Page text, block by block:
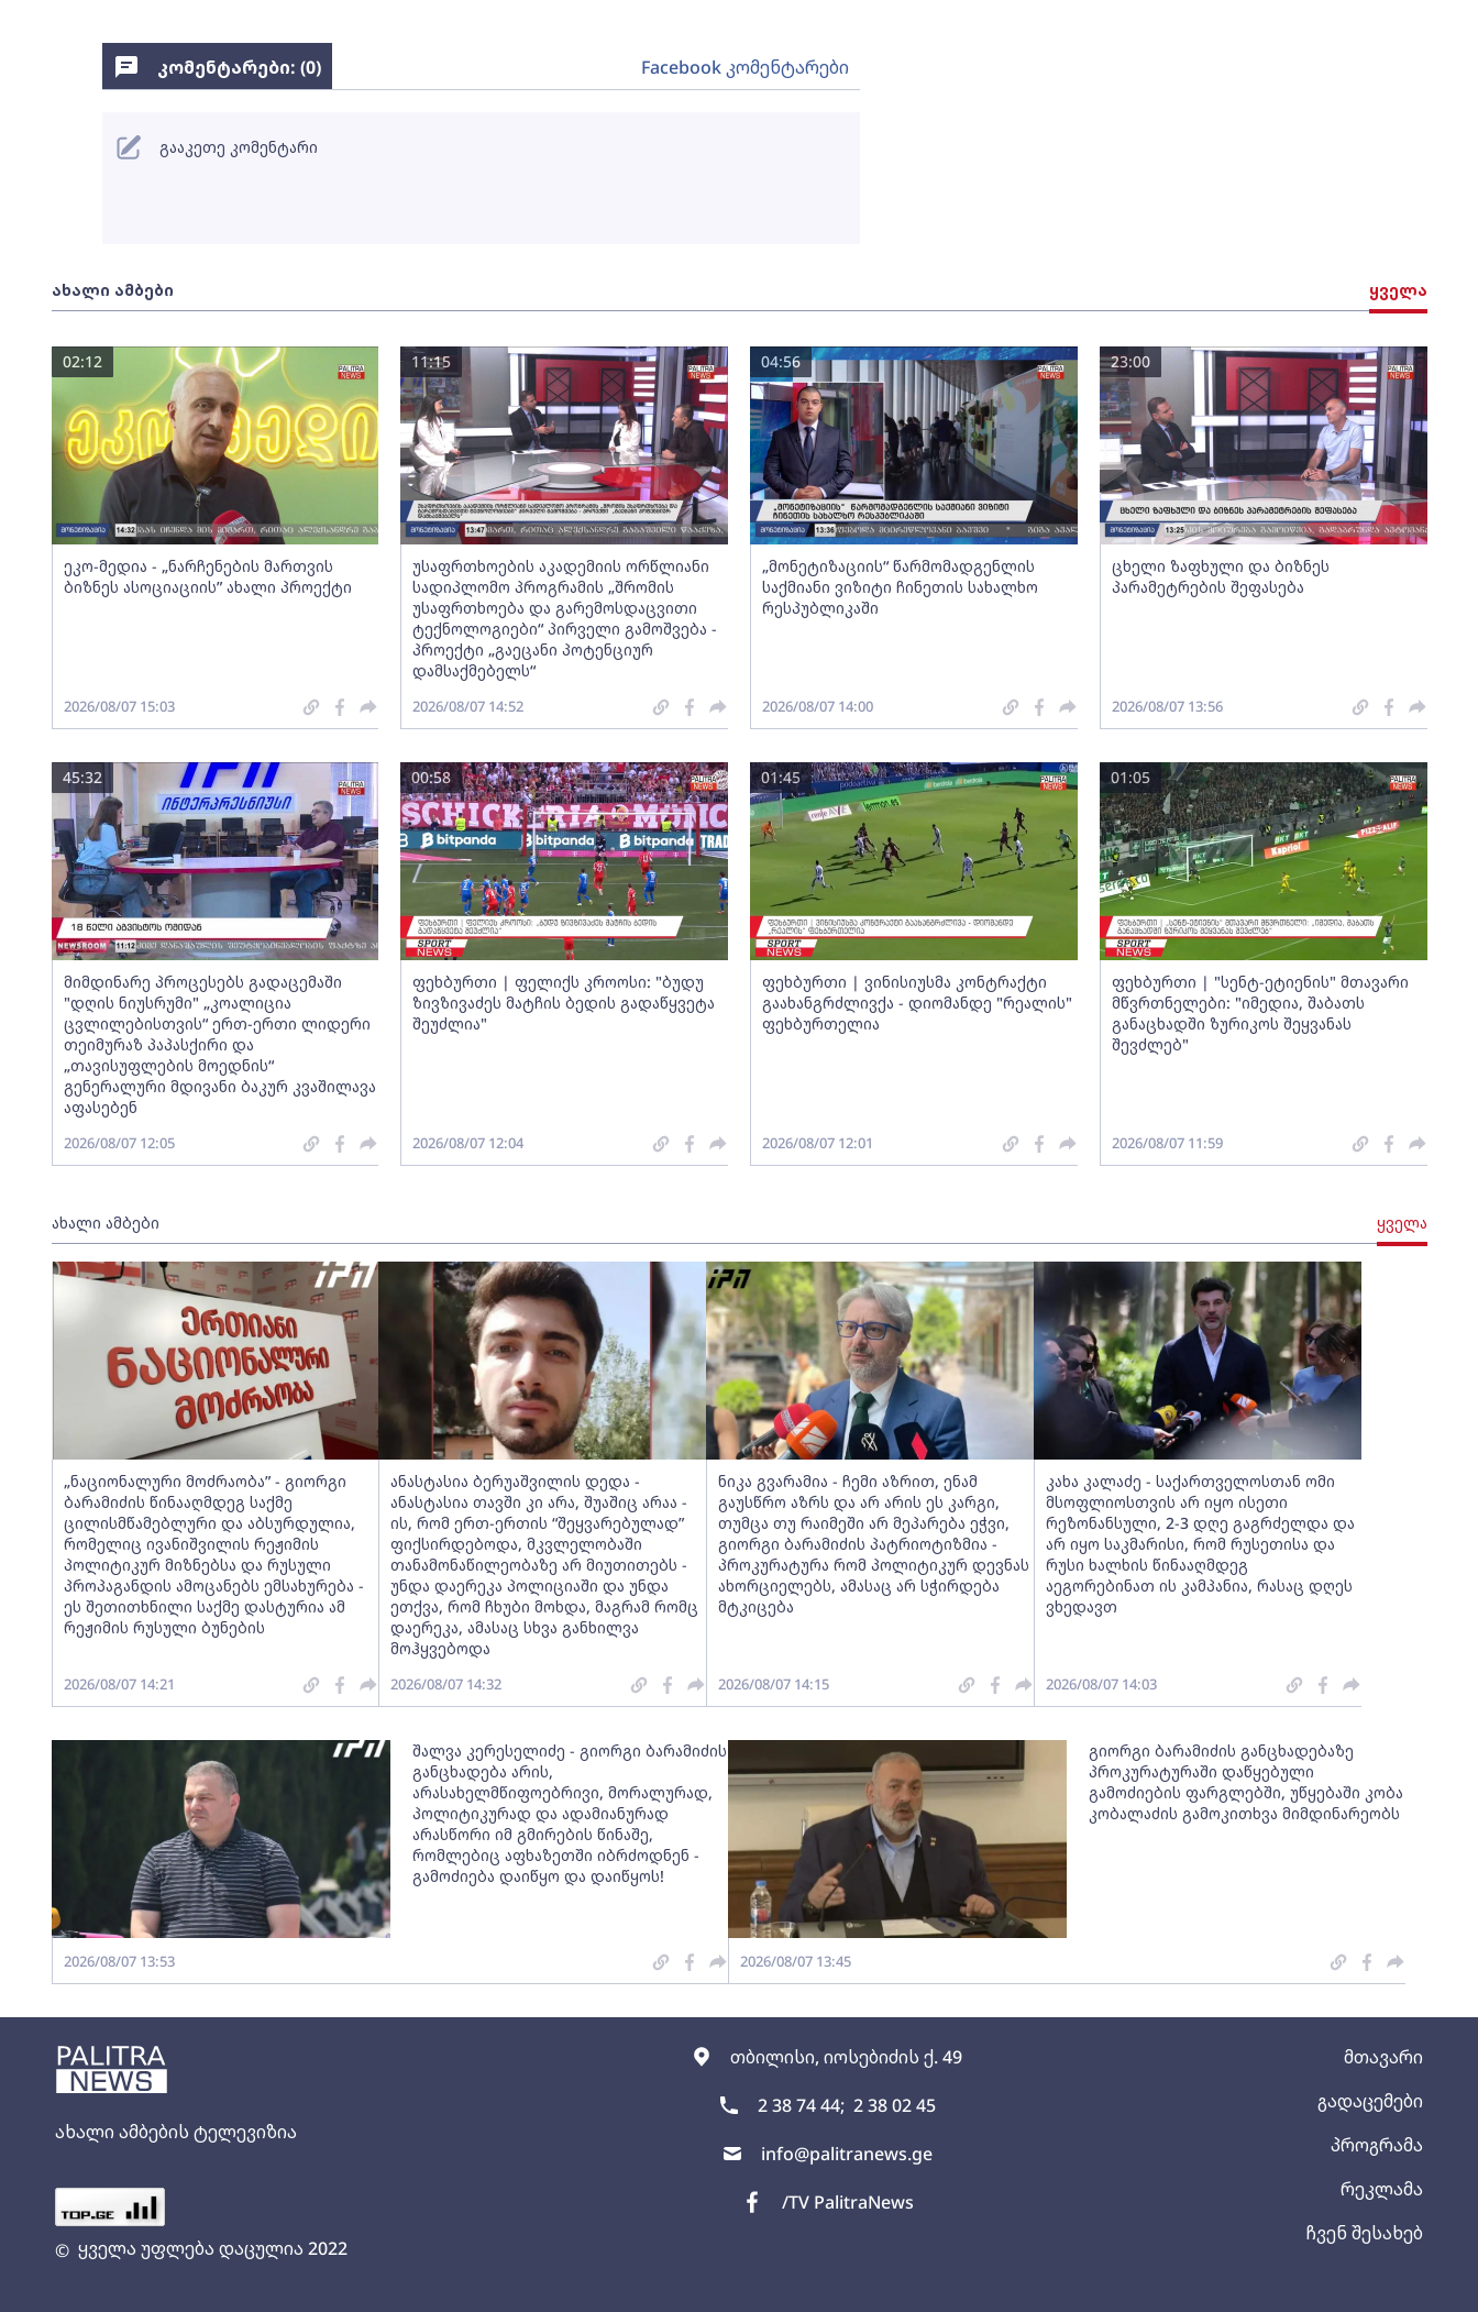
ახალი ამბების ტელევიზია
© ყველა უფლება დაცულია 2022
თბილისი, იოსებიძის ქ. 49
2 38 74 44; 2 38 02 45
info@palitranews.ge
/TV PalitraNews
მთავარი
გადაცემები
პროგრამა
რეკლამა
ჩვენ შესახებ
ახალი ამბები ყველა
ეკო-მედია - „ნარჩენების მართვის
ბიზნეს ასოციაციის” ახალი პროექტი
02:12
2026/08/07 15:03
უსაფრთხოების აკადემიის ორწლიანი
სადიპლომო პროგრამის „შრომის
უსაფრთხოება და გარემოსდაცვითი
ტექნოლოგიები“ პირველი გამოშვება -
პროექტი „გაეცანი პოტენციურ
დამსაქმებელს“
11:15
2026/08/07 14:52
„მონეტიზაციის“ წარმომადგენლის
საქმიანი ვიზიტი ჩინეთის სახალხო
რესპუბლიკაში
04:56
2026/08/07 14:00
ცხელი ზაფხული და ბიზნეს
პარამეტრების შეფასება
23:00
2026/08/07 13:56
მიმდინარე პროცესებს გადაცემაში
"დღის ნიუსრუმი" „კოალიცია
ცვლილებისთვის“ ერთ-ერთი ლიდერი
თეიმურაზ პაპასქირი და
„თავისუფლების მოედნის“
გენერალური მდივანი ბაკურ კვაშილავა
აფასებენ
45:32
2026/08/07 12:05
ფეხბურთი | ფელიქს კროოსი: "ბუდუ
ზივზივაძეს მატჩის ბედის გადაწყვეტა
შეუძლია"
00:58
2026/08/07 12:04
ფეხბურთი | ვინისიუსმა კონტრაქტი
გაახანგრძლივქა - დიომანდე "რეალის"
ფეხბურთელია
01:45
2026/08/07 12:01
ფეხბურთი | "სენტ-ეტიენის" მთავარი
მწვრთნელები: "იმედია, შაბათს
განაცხადში ზურიკოს შეყვანას
შევძლებ"
01:05
2026/08/07 11:59
ახალი ამბები ყველა
„ნაციონალური მოძრაობა” - გიორგი
ბარამიძის წინააღმდეგ საქმე
ცილისმწამებლური და აბსურდულია,
რომელიც ივანიშვილის რეჟიმის
პოლიტიკურ მიზნებსა და რუსული
პროპაგანდის ამოცანებს ემსახურება -
ეს შეთითხნილი საქმე დასტურია ამ
რეჟიმის რუსული ბუნების
2026/08/07 14:21
ანასტასია ბერუაშვილის დედა -
ანასტასია თავში კი არა, შუაშიც არაა -
ის, რომ ერთ-ერთის “შეყვარებულად”
ფიქსირდებოდა, მკვლელობაში
თანამონაწილეობაზე არ მიუთითებს -
უნდა დაერეკა პოლიციაში და უნდა
ეთქვა, რომ ჩხუბი მოხდა, მაგრამ რომც
დაერეკა, ამასაც სხვა განხილვა
მოჰყვებოდა
2026/08/07 14:32
ნიკა გვარამია - ჩემი აზრით, ენამ
გაუსწრო აზრს და არ არის ეს კარგი,
თუმცა თუ რაიმეში არ მეპარება ეჭვი,
გიორგი ბარამიძის პატრიოტიზმია -
პროკურატურა რომ პოლიტიკურ დევნას
ახორციელებს, ამასაც არ სჭირდება
მტკიცება
2026/08/07 14:15
კახა კალაძე - საქართველოსთან ომი
მსოფლიოსთვის არ იყო ისეთი
რეზონანსული, 2-3 დღე გაგრძელდა და
არ იყო საკმარისი, რომ რუსეთისა და
რუსი ხალხის წინააღმდეგ
აეგორებინათ ის კამპანია, რასაც დღეს
ვხედავთ
2026/08/07 14:03
შალვა კერესელიძე - გიორგი ბარამიძის
განცხადება არის,
არასახელმწიფოებრივი, მორალურად,
პოლიტიკურად და ადამიანურად
არასწორი იმ გმირების წინაშე,
რომლებიც აფხაზეთში იბრძოდნენ -
გამოძიება დაიწყო და დაიწყოს!
2026/08/07 13:53
გიორგი ბარამიძის განცხადებაზე
პროკურატურაში დაწყებული
გამოძიების ფარგლებში, უწყებაში კობა
კობალაძის გამოკითხვა მიმდინარეობს
2026/08/07 13:45
კომენტარები: (0) Facebook კომენტარები
გააკეთე კომენტარი